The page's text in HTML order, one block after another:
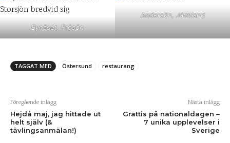
Bynäset, Frösön
Andersön, Jämtland
TAGGAT MED Östersund restaurang
Föregående inlägg
Hejdå maj, jag hittade ut
helt själv (&
tävlingsanmälan!)
Nästa inlägg
Grattis på nationaldagen –
7 unika upplevelser i
Sverige